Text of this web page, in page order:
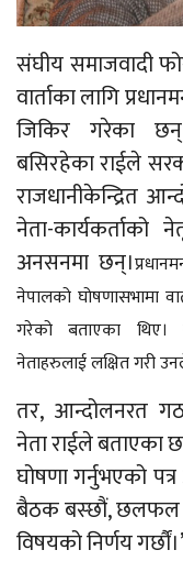
संघीय समाजवादी
वार्ताका लागि
जिकिर गरेका
बसिरहेका राईले
राजधानीकेन्द्रित
नेता-
अनसनमा छन्।
नेपालको घोषणासभामा
गरेको बताएका थिए।
नेताहरुलाई लक्षित गरी
तर, आन्दोलनरत
नेता राईले बताएका
घोषणा गर्नुभएको
बैठक बस्छौं, छलफल
विषयको निर्णय गर्छौं।’